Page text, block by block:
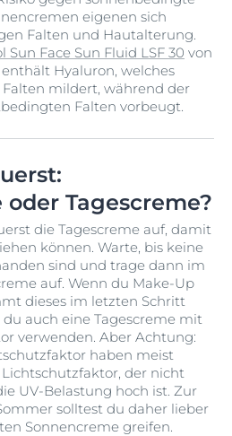
eigenen sich
Falten und Hautalterung.
Face Sun Fluid LSF 30 von
Hyaluron, welches
mildert, während der
Falten vorbeugt.
Tagescreme?
die Tagescreme auf, damit
können. Warte, bis keine
sind und trage dann im
auf. Wenn du Make-Up
dieses im letzten Schritt
auch eine Tagescreme mit
verwenden. Aber Achtung:
haben meist
der nicht
UV-Belastung hoch ist. Zur
solltest du daher lieber
Sonnencreme greifen.